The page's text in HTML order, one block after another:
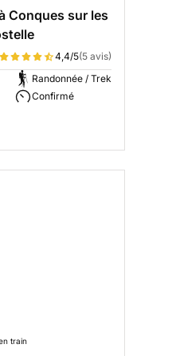
Conques sur les
4,4/5(5 avis)
Randonnée / Trek
Confirmé
train